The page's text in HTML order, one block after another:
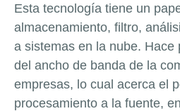
Esta tecnología tiene un
almacenamiento, filtro,
a sistemas en la nube. Hace
del ancho de banda de la
empresas, lo cual acerca el
procesamiento a la fuente,